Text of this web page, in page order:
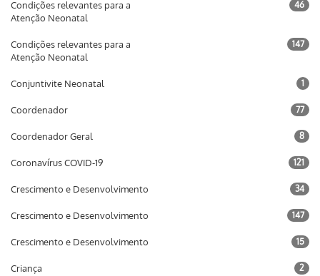
Condições relevantes para a
Atenção Neonatal
46
Condições relevantes para a
Atenção Neonatal
147
Conjuntivite Neonatal 1
Coordenador 77
Coordenador Geral 8
Coronavírus COVID-19 121
Crescimento e Desenvolvimento 34
Crescimento e Desenvolvimento 147
Crescimento e Desenvolvimento 15
Criança 2